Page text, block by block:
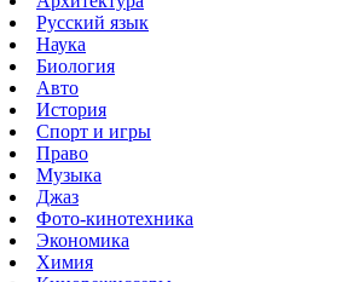
Русский язык
Наука
Биология
Авто
История
Спорт и игры
Право
Музыка
Джаз
Фото-кинотехника
Экономика
Химия